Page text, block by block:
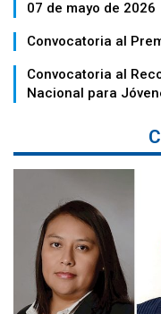
07 de mayo de 2026
Convocatoria al
Convocatoria al
Nacional para